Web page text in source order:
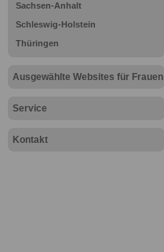
Sachsen-Anhalt
Schleswig-Holstein
Thüringen
Ausgewählte Websites für Frauen
Service
Kontakt